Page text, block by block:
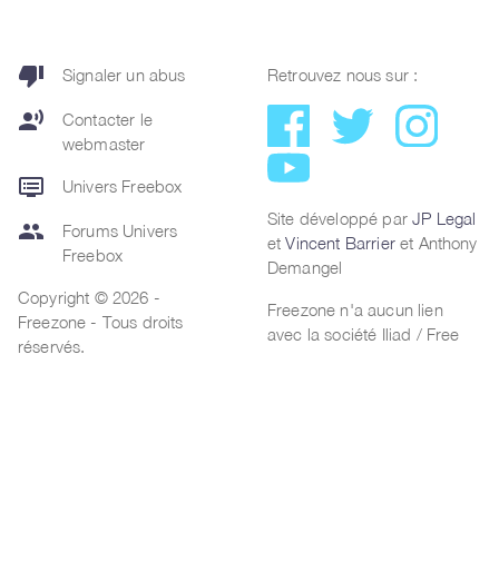
thumb_down Signaler un abus
record_voice_over
Contacter le
webmaster
dvr Univers Freebox
group
Forums Univers
Freebox
Copyright © 2026 -
Freezone - Tous droits
réservés.
Retrouvez nous sur :
Site développé parJP Legal
etVincent Barrieret Anthony
Demangel
Freezone n'a aucun lien
avec la société Iliad / Free